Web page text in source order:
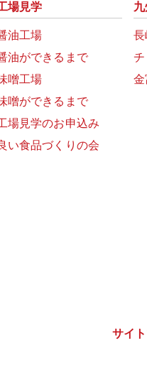
場見学
油工場
油ができるまで
噌工場
噌ができるまで
場見学のお申込み
い食品づくりの会
サイ